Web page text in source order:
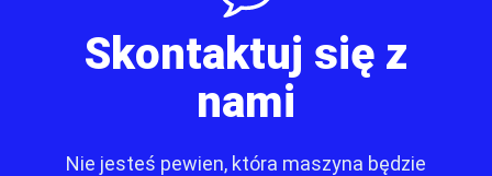
Skontaktuj się z
nami
Nie jesteś pewien, która maszyna będzie